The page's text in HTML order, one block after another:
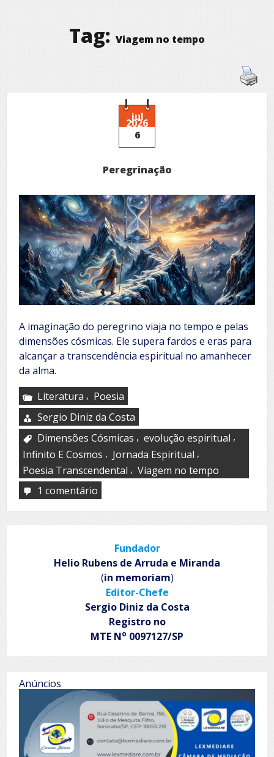
Tag: Viagem no tempo
jul
2026
6
Peregrinação
A imaginação do peregrino viaja no tempo e pelas
dimensões cósmicas. Ele supera fardos e eras para
alcançar a transcendência espiritual no amanhecer
da alma.
Literatura , Poesia
Sergio Diniz da Costa
Dimensões Cósmicas , evolução espiritual ,
Infinito E Cosmos , Jornada Espiritual ,
Poesia Transcendental , Viagem no tempo
1 comentário
Fundador
Helio Rubens de Arruda e Miranda
(in memoriam)
Editor-Chefe
Sergio Diniz da Costa
Registro no
MTE No 0097127/SP
Anúncios